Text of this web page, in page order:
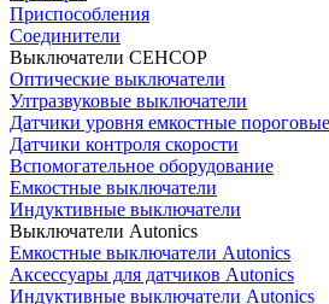
Приспособления
Соединители
Выключатели СЕНСОР
Оптические выключатели
Ултразвуковые выключатели
Датчики уровня емкостные пороговые
Датчики контроля скорости
Вспомогательное оборудование
Емкостные выключатели
Индуктивные выключатели
Выключатели Autonics
Емкостные выключатели Autonics
Аксессуары для датчиков Autonics
Индуктивные выключатели Autonics